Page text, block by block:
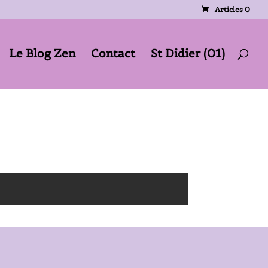
Articles 0
Le Blog Zen Contact St Didier (01)